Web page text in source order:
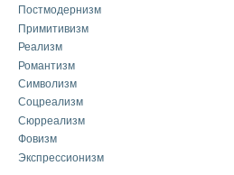
Постмодернизм
Примитивизм
Реализм
Романтизм
Символизм
Соцреализм
Сюрреализм
Фовизм
Экспрессионизм